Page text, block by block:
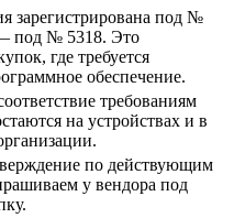
зарегистрирована под №
под № 5318. Это
где требуется
обеспечение.
требованиям
на устройствах и в
по действующим
у вендора под